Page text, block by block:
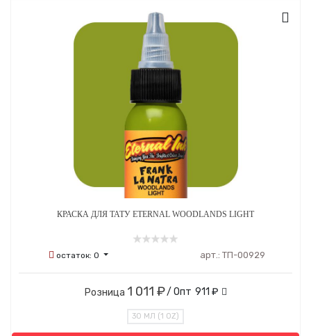
КРАСКА ДЛЯ ТАТУ ETERNAL WOODLANDS LIGHT
остаток: 0 арт.: ТП-00929
Розница 1 011 ₽/ Опт 911 ₽
30 МЛ (1 OZ)